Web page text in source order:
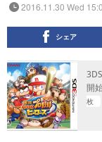
2016.11.30 Wed
シェア
開
枚